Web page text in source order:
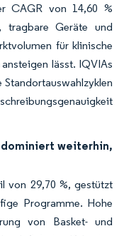
CAGR von 14,60 %
tragbare Geräte und
für klinische
lässt. IQVIAs
weiterhin,
von 29,70 %, gestützt
Programme. Hohe
von Basket- und